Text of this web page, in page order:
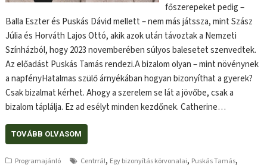
főszerepeket pedig –
Balla Eszter és Puskás Dávid mellett – nem más játssza, mint Szász
Júlia és Horváth Lajos Ottó, akik azok után távoztak a Nemzeti
Színházból, hogy 2023 novemberében súlyos balesetet szenvedtek.
Az előadást Puskás Tamás rendezi.A bizalom olyan – mint növénynek
a napfényHatalmas szülő árnyékában hogyan bizonyíthat a gyerek?
Csak bizalmat kérhet. Ahogy a szerelem se lát a jövőbe, csak a
bizalom táplálja. Ez ad esélyt minden kezdőnek. Catherine…
TOVÁBB OLVASOM
Programajánló Centrrál, Egy bizonyítás körvonalai, Puskás Tamás,